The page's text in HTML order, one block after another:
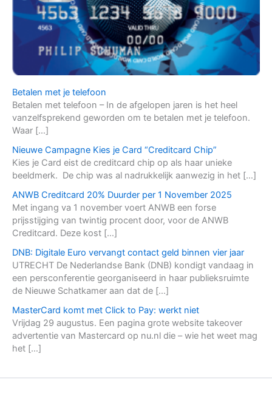
Betalen met je telefoon
Betalen met telefoon – In de afgelopen jaren is het heel
vanzelfsprekend geworden om te betalen met je telefoon.
Waar […]
Nieuwe Campagne Kies je Card “Creditcard Chip”
Kies je Card eist de creditcard chip op als haar unieke
beeldmerk. De chip was al nadrukkelijk aanwezig in het […]
ANWB Creditcard 20% Duurder per 1 November 2025
Met ingang va 1 november voert ANWB een forse
prijsstijging van twintig procent door, voor de ANWB
Creditcard. Deze kost […]
DNB: Digitale Euro vervangt contact geld binnen vier jaar
UTRECHT De Nederlandse Bank (DNB) kondigt vandaag in
een persconferentie georganiseerd in haar publieksruimte
de Nieuwe Schatkamer aan dat de […]
MasterCard komt met Click to Pay: werkt niet
Vrijdag 29 augustus. Een pagina grote website takeover
advertentie van Mastercard op nu.nl die – wie het weet mag
het […]